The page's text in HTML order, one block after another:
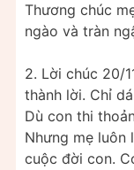
Thương chúc
ngào và tràn
2. Lời chúc 20/
thành lời. Chỉ
Dù con thi
Nhưng mẹ luôn
cuộc đời con.